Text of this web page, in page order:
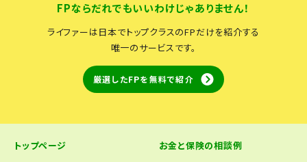
FPならだれでもいいわけじゃありません！
ライファーは日本でトップクラスのFPだけを紹介する
唯一のサービスです。
厳選したFPを無料で紹介
トップページ お金と保険の相談例